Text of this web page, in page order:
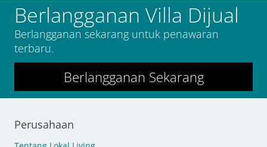
Berlangganan Villa Dijual
Berlangganan sekarang untuk penawaran
terbaru.
Berlangganan Sekarang
Perusahaan